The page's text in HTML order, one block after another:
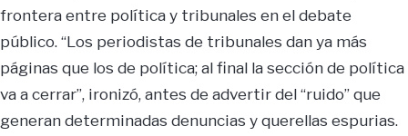
frontera entre política y tribunales en el debate
público. “Los periodistas de tribunales dan ya más
páginas que los de política; al final la sección de política
va a cerrar”, ironizó, antes de advertir del “ruido” que
generan determinadas denuncias y querellas espurias.